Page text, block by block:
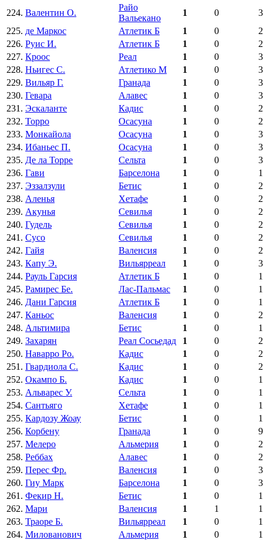
224. Валентин О.
Райо
Вальекано
1 0
225. де Маркос Атлетик Б 1 0
226. Руис И. Атлетик Б 1 0
227. Кроос Реал 1 0
228. Ньигес С. Атлетико М 1 0
229. Вильяр Г. Гранада 1 0
230. Гевара Алавес 1 0
231. Эскаланте Кадис 1 0
232. Торро Осасуна 1 0
233. Монкайола Осасуна 1 0
234. Ибаньес П. Осасуна 1 0
235. Де ла Торре Сельта 1 0
236. Гави Барселона 1 0
237. Эззалзули Бетис 1 0
238. Аленья Хетафе 1 0
239. Акунья Севилья 1 0
240. Гудель Севилья 1 0
241. Сусо Севилья 1 0
242. Гайя Валенсия 1 0
243. Капу Э. Вильярреал 1 0
244. Рауль Гарсия Атлетик Б 1 0
245. Рамирес Бе. Лас-Пальмас 1 0
246. Дани Гарсия Атлетик Б 1 0
247. Каньос Валенсия 1 0
248. Альтимира Бетис 1 0
249. Захарян Реал Сосьедад 1 0
250. Наварро Ро. Кадис 1 0
251. Гвардиола С. Кадис 1 0
252. Окампо Б. Кадис 1 0
253. Альварес У. Сельта 1 0
254. Сантьяго Хетафе 1 0
255. Кардозу Жоау Бетис 1 0
256. Корбену Гранада 1 0
9
257. Мелеро Альмерия 1 0
258. Реббах Алавес 1 0
259. Перес Фр. Валенсия 1 0
260. Гиу Марк Барселона 1 0
3
261. Фекир Н. Бетис 1 0
262. Мари Валенсия 1 1
263. Траоре Б. Вильярреал 1 0
264. Милованович Альмерия 1 0